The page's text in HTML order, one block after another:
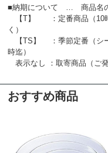
■納期について … 商品名の
【T】 ：定番商品（10
く）
【TS】 ：季節定番（シー
時迄）
表示なし ：取寄商品（ご
おすすめ商品